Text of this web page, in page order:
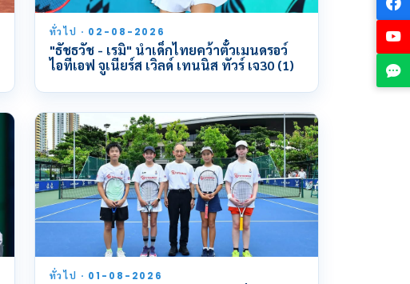
ทั่วไป · 02-08-2026
"ธัชธวัช - เรมิ" นำเด็กไทยคว้าตั๋วเมนดรอว์
ไอทีเอฟ จูเนียร์ส เวิลด์ เทนนิส ทัวร์ เจ30 (1)
ทั่วไป · 01-08-2026